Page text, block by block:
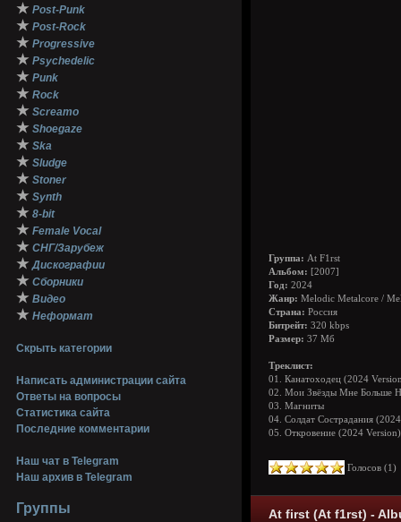
★ Post-Punk
★ Post-Rock
★ Progressive
★ Psychedelic
★ Punk
★ Rock
★ Screamo
★ Shoegaze
★ Ska
★ Sludge
★ Stoner
★ Synth
★ 8-bit
★ Female Vocal
★ СНГ/Зарубеж
★ Дискографии
★ Сборники
★ Видео
★ Неформат
Скрыть категории
Написать администрации сайта
Ответы на вопросы
Статистика сайта
Последние комментарии
Наш чат в Telegram
Наш архив в Telegram
Группы
Группа: At F1rst
Альбом: [2007]
Год: 2024
Жанр: Melodic Metalcore /
Страна: Россия
Битрейт: 320 kbps
Размер: 37 Мб
Треклист:
01. Канатоходец (2024
02. Мои Звёзды Мне Больше
03. Магниты
04. Солдат Сострадания
05. Откровение (2024 Version)
Голосов (1
At first (At f1rst) -